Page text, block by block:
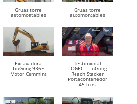
Gruas torre
automontables
Gruas torre
automontables
Excavadora
LiuGong 936E
Motor Cummins
Testimonial
LOGEC - LiuGong
Reach Stacker
Portacontenedor
45Tons